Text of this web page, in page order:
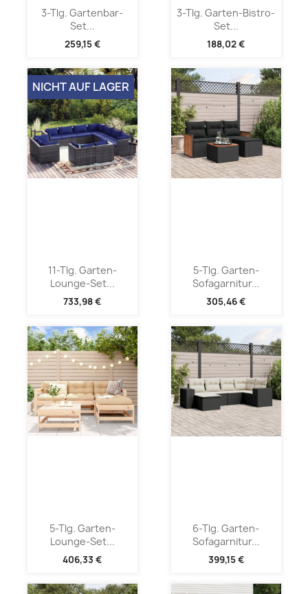
3-Tlg. Gartenbar-
Set...
259,15 €
3-Tlg. Garten-Bistro-
Set...
188,02 €
11-Tlg. Garten-
Lounge-Set...
733,98 €
NICHT AUF LAGER
5-Tlg. Garten-
Sofagarnitur...
305,46 €
5-Tlg. Garten-
Lounge-Set...
406,33 €
6-Tlg. Garten-
Sofagarnitur...
399,15 €